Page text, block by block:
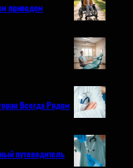
приводом
Всегда Рядом
путеводитель